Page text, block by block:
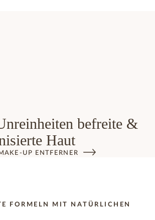
befreite &
Haut
UP ENTFERNER
FORMELN MIT NATÜRLICHEN